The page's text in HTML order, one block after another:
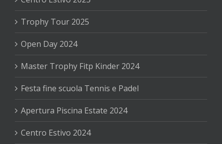
Trophy Tour 2025
Open Day 2024
Master Trophy Fitp Kinder 2024
Festa fine scuola Tennis e Padel
Apertura Piscina Estate 2024
Centro Estivo 2024